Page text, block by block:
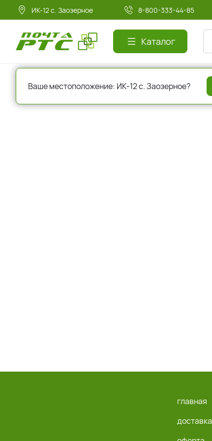
ИК-12 с. Заозерное 8-800-333-44-85
Каталог
главная
доставка
Ваше местоположение: ИК-12 с. Заозерное?